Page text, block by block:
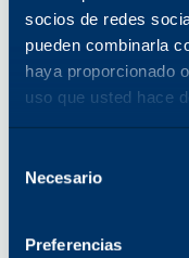
socios de redes
pueden combinarla
haya proporcionado
uso que usted hace
delNecesario
Preferencias
filamento y, en
lámpara.
provocar un
halógeno y
a la
halógenas deben